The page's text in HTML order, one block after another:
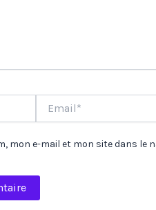
mon e-mail et mon site dans le